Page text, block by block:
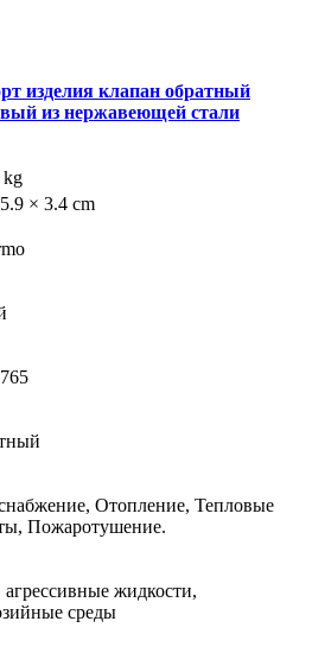
изделия клапан обратный
из нержавеющей стали
kg
× 3.4 cm
Отопление, Тепловые
Пожаротушение.
жидкости,
среды